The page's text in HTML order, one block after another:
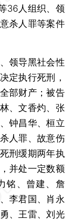
36人组织、领
杀人罪等案件
领导黑社会性
定执行死刑，
部财产；被告
、文香灼、张
钟昌华、桓立
人罪、故意伤
刑缓期两年执
并处一定数额
铭、曾建、詹
李君国、肖永
、王雷、刘光